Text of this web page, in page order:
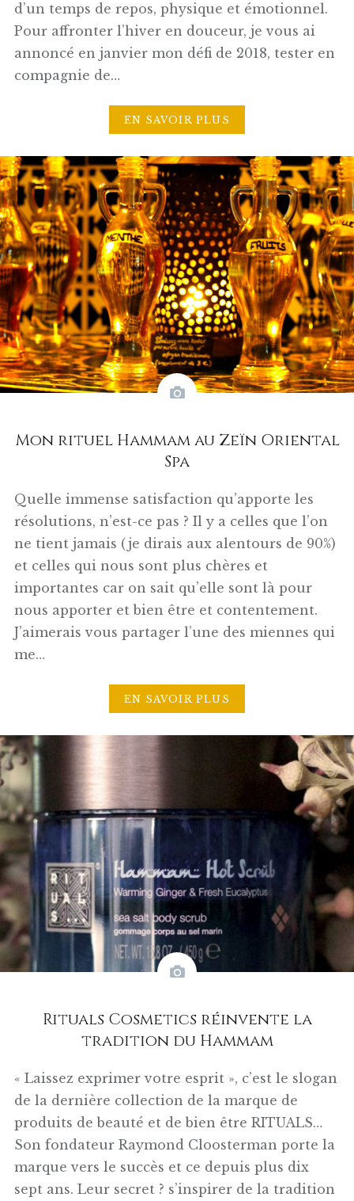
d’un temps de repos, physique et émotionnel.
Pour affronter l’hiver en douceur, je vous ai
annoncé en janvier mon défi de 2018, tester en
compagnie de…
EN SAVOIR PLUS
Mon rituel Hammam au Zeïn Oriental
Spa
Quelle immense satisfaction qu’apporte les
résolutions, n’est-ce pas ? Il y a celles que l’on
ne tient jamais (je dirais aux alentours de 90%)
et celles qui nous sont plus chères et
importantes car on sait qu’elle sont là pour
nous apporter et bien être et contentement.
J’aimerais vous partager l’une des miennes qui
me…
EN SAVOIR PLUS
Rituals Cosmetics réinvente la
tradition du Hammam
« Laissez exprimer votre esprit », c’est le slogan
de la dernière collection de la marque de
produits de beauté et de bien être RITUALS…
Son fondateur Raymond Cloosterman porte la
marque vers le succès et ce depuis plus dix
sept ans. Leur secret ? s’inspirer de la tradition